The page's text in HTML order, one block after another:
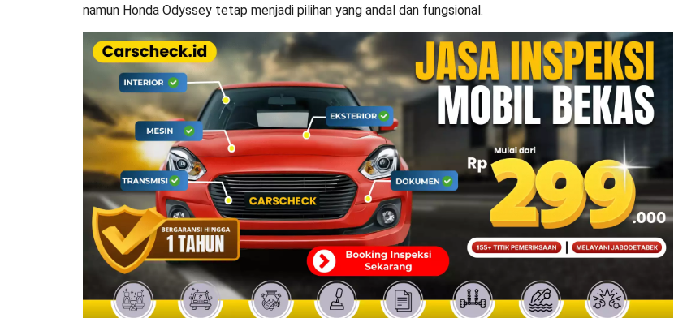
namun Honda Odyssey tetap menjadi pilihan yang andal dan fungsional.